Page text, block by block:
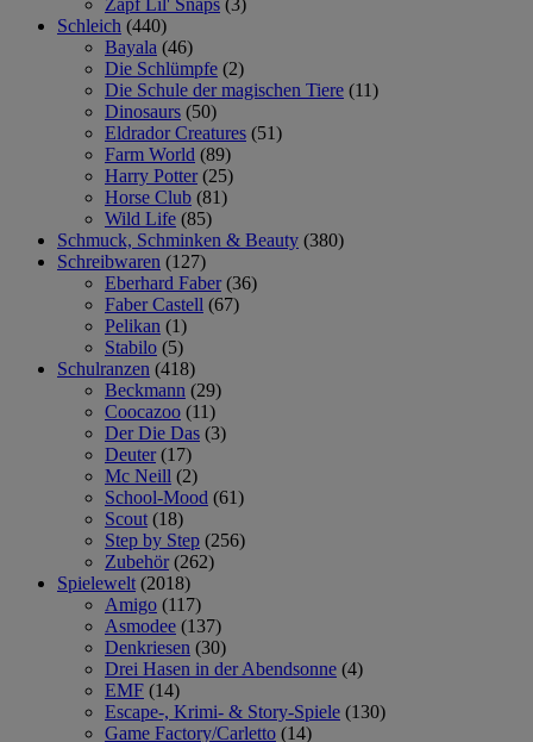
Zapf Lil' Snaps (3)
Schleich (440)
Bayala (46)
Die Schlümpfe (2)
Die Schule der magischen Tiere (11)
Dinosaurs (50)
Eldrador Creatures (51)
Farm World (89)
Harry Potter (25)
Horse Club (81)
Wild Life (85)
Schmuck, Schminken & Beauty (380)
Schreibwaren (127)
Eberhard Faber (36)
Faber Castell (67)
Pelikan (1)
Stabilo (5)
Schulranzen (418)
Beckmann (29)
Coocazoo (11)
Der Die Das (3)
Deuter (17)
Mc Neill (2)
School-Mood (61)
Scout (18)
Step by Step (256)
Zubehör (262)
Spielewelt (2018)
Amigo (117)
Asmodee (137)
Denkriesen (30)
Drei Hasen in der Abendsonne (4)
EMF (14)
Escape-, Krimi- & Story-Spiele (130)
Game Factory/Carletto (14)